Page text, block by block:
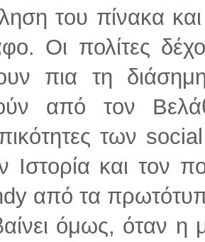
του πίνακα
Οι πολίτες
πια τη
από τον
των
Ιστορία και τον
από τα
όμως, όταν η